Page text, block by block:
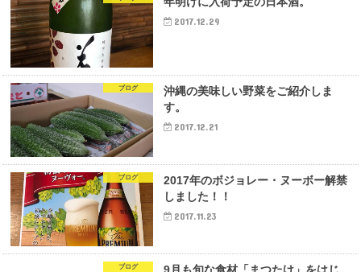
2017.12.29
ブログ
沖縄の美味しい野菜をご紹介しま
す。
2017.12.21
ブログ
2017年のボジョレー・ヌーボー解禁
しました！！
2017.11.23
ブログ